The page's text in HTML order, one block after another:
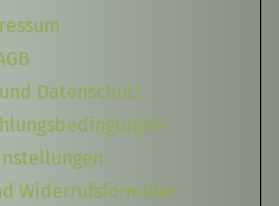
Datenschutz
Widerrufsformular